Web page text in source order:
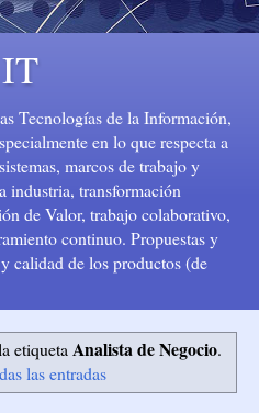
Tecnologías de la Información,
en lo que respecta a
marcos de trabajo y
industria, transformación
de Valor, trabajo colaborativo,
continuo. Propuestas y
calidad de los productos (de
etiqueta Analista de Negocio.
las entradas